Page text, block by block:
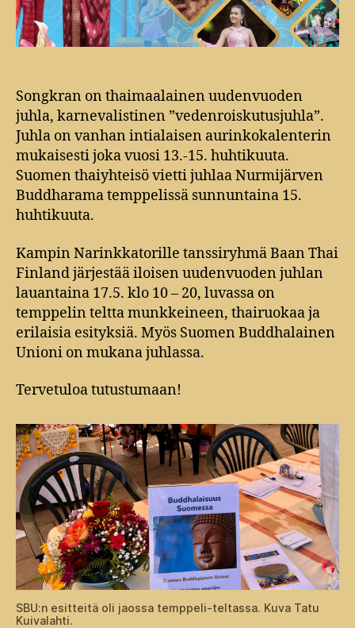
Songkran on thaimaalainen uudenvuoden
juhla, karnevalistinen ”vedenroiskutusjuhla”.
Juhla on vanhan intialaisen aurinkokalenterin
mukaisesti joka vuosi 13.-15. huhtikuuta.
Suomen thaiyhteisö vietti juhlaa Nurmijärven
Buddharama temppelissä sunnuntaina 15.
huhtikuuta.
Kampin Narinkkatorille tanssiryhmä Baan Thai
Finland järjestää iloisen uudenvuoden juhlan
lauantaina 17.5. klo 10 – 20, luvassa on
temppelin teltta munkkeineen, thairuokaa ja
erilaisia esityksiä. Myös Suomen Buddhalainen
Unioni on mukana juhlassa.
Tervetuloa tutustumaan!
SBU:n esitteitä oli jaossa temppeli-teltassa. Kuva Tatu
Kuivalahti.